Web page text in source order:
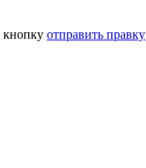
кнопку отправить правку